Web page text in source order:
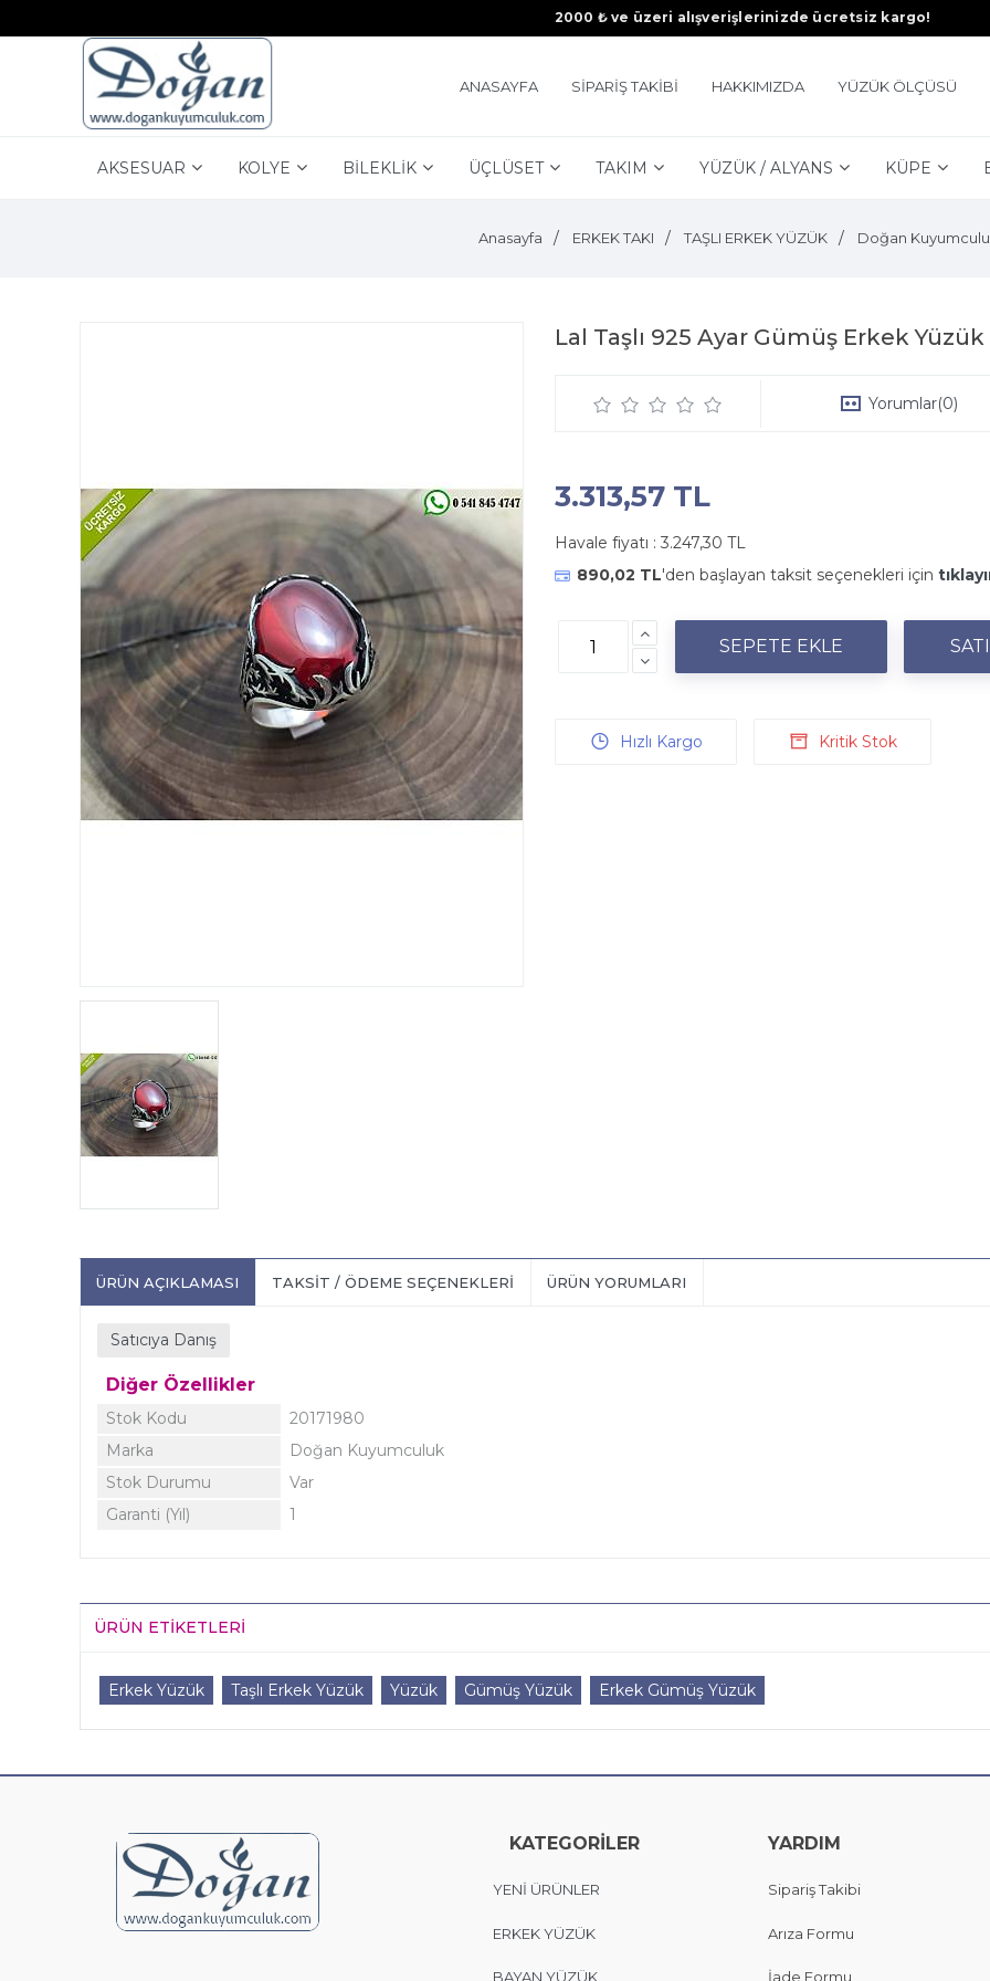
2000 ₺ ve üzeri alışverişlerinizde ücretsiz kargo!
ANASAYFA SİPARİŞ TAKİBİ HAKKIMIZDA YÜZÜK ÖLÇÜSÜ
AKSESUAR KOLYE BİLEKLİK ÜÇLÜSET TAKIM YÜZÜK / ALYANS KÜPE
Anasayfa ERKEK TAKI TAŞLI ERKEK YÜZÜK Doğan
Lal Taşlı 925 Ayar Gümüş Erkek
Yorumlar(0)
3.313,57 TL
Havale fiyatı : 3.247,30 TL
890,02 TL'den başlayan taksit seçenekleri için
ÜRÜN AÇIKLAMASI TAKSIT / ÖDEME SEÇENEKLERI ÜRÜN YORUMLARI
Satıcıya Danış
Diğer Özellikler
Stok Kodu
20171980
Marka
Doğan Kuyumculuk
Stok Durumu
Var
Garanti (Yıl)
1
ÜRÜN ETIKETLERI
Erkek Yüzük Taşlı Erkek Yüzük Yüzük Gümüş Yüzük Erkek Gümüş Yüzük
KATEGORİLER
YENİ ÜRÜNLER
ERKEK YÜZÜK
BAYAN YÜZÜK
YARDIM
Sipariş Takibi
Arıza Formu
İade Formu